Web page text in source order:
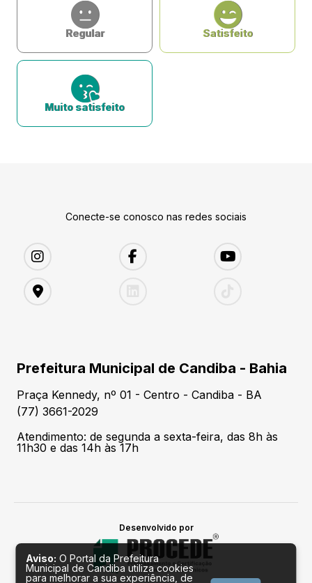
Regular Satisfeito
Muito satisfeito
Conecte-se conosco nas redes sociais
Prefeitura Municipal de Candiba - Bahia
Praça Kennedy, nº 01 - Centro - Candiba - BA
(77) 3661-2029
Atendimento: de segunda a sexta-feira, das 8h às
11h30 e das 14h às 17h
Desenvolvido por
Aviso: O Portal da Prefeitura
Municipal de Candiba utiliza cookies
para melhorar a sua experiência, de